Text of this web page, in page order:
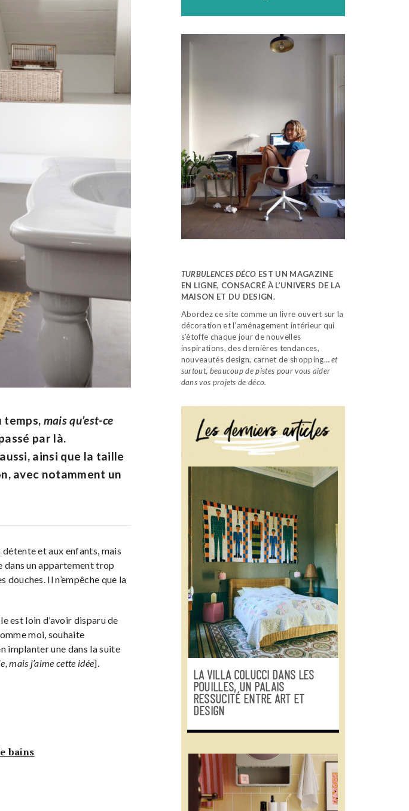
temps, mais qu’est-ce
par là.
ainsi que la taille
avec notamment un
détente et aux enfants, mais
dans un appartement trop
Il n’empêche que la
est loin d’avoir disparu de
moi, souhaite
implanter une dans la suite
mais j’aime cette idée].
bains
TURBULENCES DÉCO EST UN MAGAZINE
EN LIGNE, CONSACRÉ À L’UNIVERS DE LA
MAISON ET DU DESIGN.
Abordez ce site comme un livre ouvert sur la
décoration et l’aménagement intérieur qui
s’étoffe chaque jour de nouvelles
inspirations, des dernières tendances,
nouveautés design, carnet de shopping…et
surtout, beaucoup de pistes pour vous aider
dans vos projets de déco.
LA VILLA COLUCCI DANS LES
POUILLES, UN PALAIS
RESSUCITÉ ENTRE ART ET
DESIGN